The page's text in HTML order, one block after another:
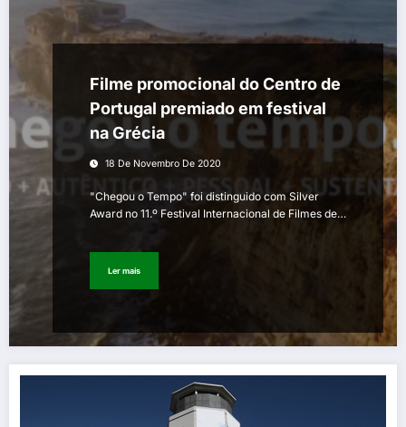
Filme promocional do Centro de
Portugal premiado em festival
na Grécia
18 De Novembro De 2020
"Chegou o Tempo" foi distinguido com Silver
Award no 11.º Festival Internacional de Filmes de…
Ler mais